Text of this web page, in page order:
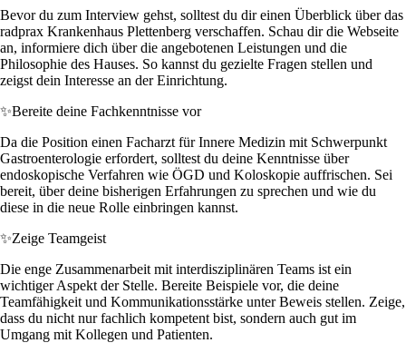
Bevor du zum Interview gehst, solltest du dir einen Überblick über das
radprax Krankenhaus Plettenberg verschaffen. Schau dir die Webseite
an, informiere dich über die angebotenen Leistungen und die
Philosophie des Hauses. So kannst du gezielte Fragen stellen und
zeigst dein Interesse an der Einrichtung.
✨Bereite deine Fachkenntnisse vor
Da die Position einen Facharzt für Innere Medizin mit Schwerpunkt
Gastroenterologie erfordert, solltest du deine Kenntnisse über
endoskopische Verfahren wie ÖGD und Koloskopie auffrischen. Sei
bereit, über deine bisherigen Erfahrungen zu sprechen und wie du
diese in die neue Rolle einbringen kannst.
✨Zeige Teamgeist
Die enge Zusammenarbeit mit interdisziplinären Teams ist ein
wichtiger Aspekt der Stelle. Bereite Beispiele vor, die deine
Teamfähigkeit und Kommunikationsstärke unter Beweis stellen. Zeige,
dass du nicht nur fachlich kompetent bist, sondern auch gut im
Umgang mit Kollegen und Patienten.